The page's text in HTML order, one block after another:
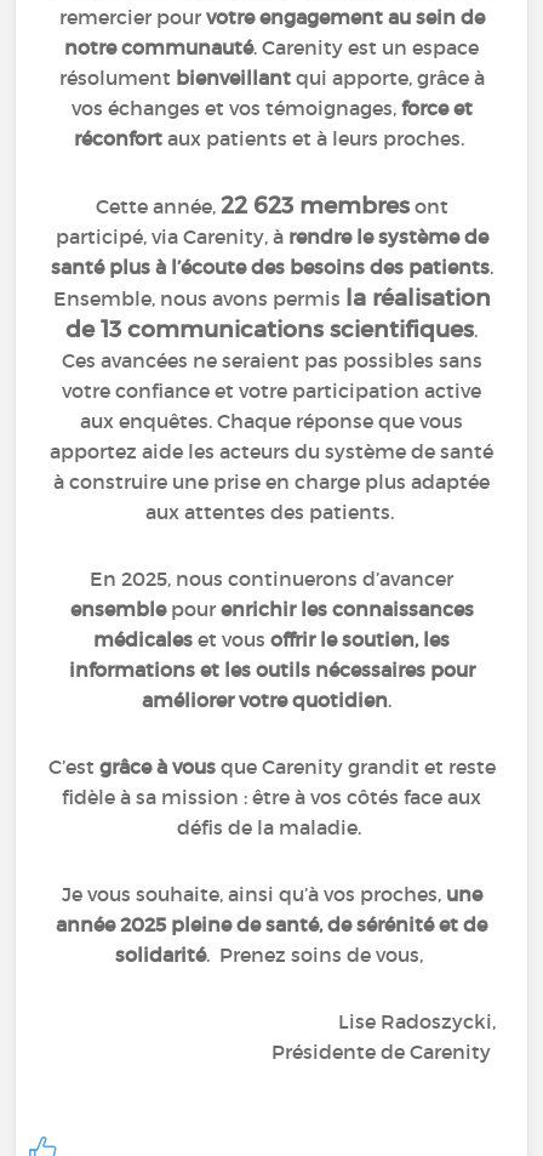
remercier pourvotre engagement au sein de
notre communauté. Carenity est un espace
résolument bienveillant qui apporte, grâce à
vos échanges et vos témoignages, force et
réconfort aux patients et à leurs proches.
Cette année, 22 623 membresont
participé, via Carenity, à rendre le système de
santé plus à l’écoute des besoins des patients.
Ensemble, nous avons permis la réalisation
de 13 communications scientifiques.
Ces avancées ne seraient pas possibles sans
votre confiance et votre participation active
aux enquêtes. Chaque réponse que vous
apportez aide les acteurs du système de santé
à construire une prise en charge plus adaptée
aux attentes des patients.
En 2025, nous continuerons d’avancer
ensemble pour enrichir les connaissances
médicales et vous offrir le soutien, les
informations et les outils nécessaires pour
améliorer votre quotidien.
C’est grâce à vousque Carenity grandit et reste
fidèle à sa mission : être à vos côtés face aux
défis de la maladie.
Je vous souhaite, ainsi qu’à vos proches, une
année 2025 pleine de santé, de sérénité et de
solidarité. Prenez soins de vous,
Lise Radoszycki,
Présidente de Carenity